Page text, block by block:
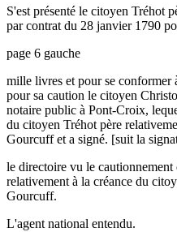
S'est présenté le citoyen Tréhot
par contrat du 28 janvier 1790
page 6 gauche
mille livres et pour se
pour sa caution le citoyen
notaire public à Pont-Croix,
du citoyen Tréhot père
Gourcuff et a signé. [suit la
le directoire vu le
relativement à la créance du
Gourcuff.
L'agent national entendu.